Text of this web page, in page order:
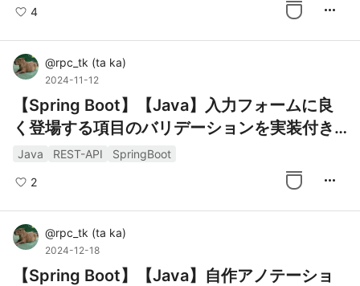
4 more_horiz
@rpc_tk (ta ka)
2024-11-12
【Spring Boot】【Java】入力フォームに良
く登場する項目のバリデーションを実装付き
で紹介
Java REST-API SpringBoot
2 more_horiz
@rpc_tk (ta ka)
2024-12-18
【Spring Boot】【Java】自作アノテーショ